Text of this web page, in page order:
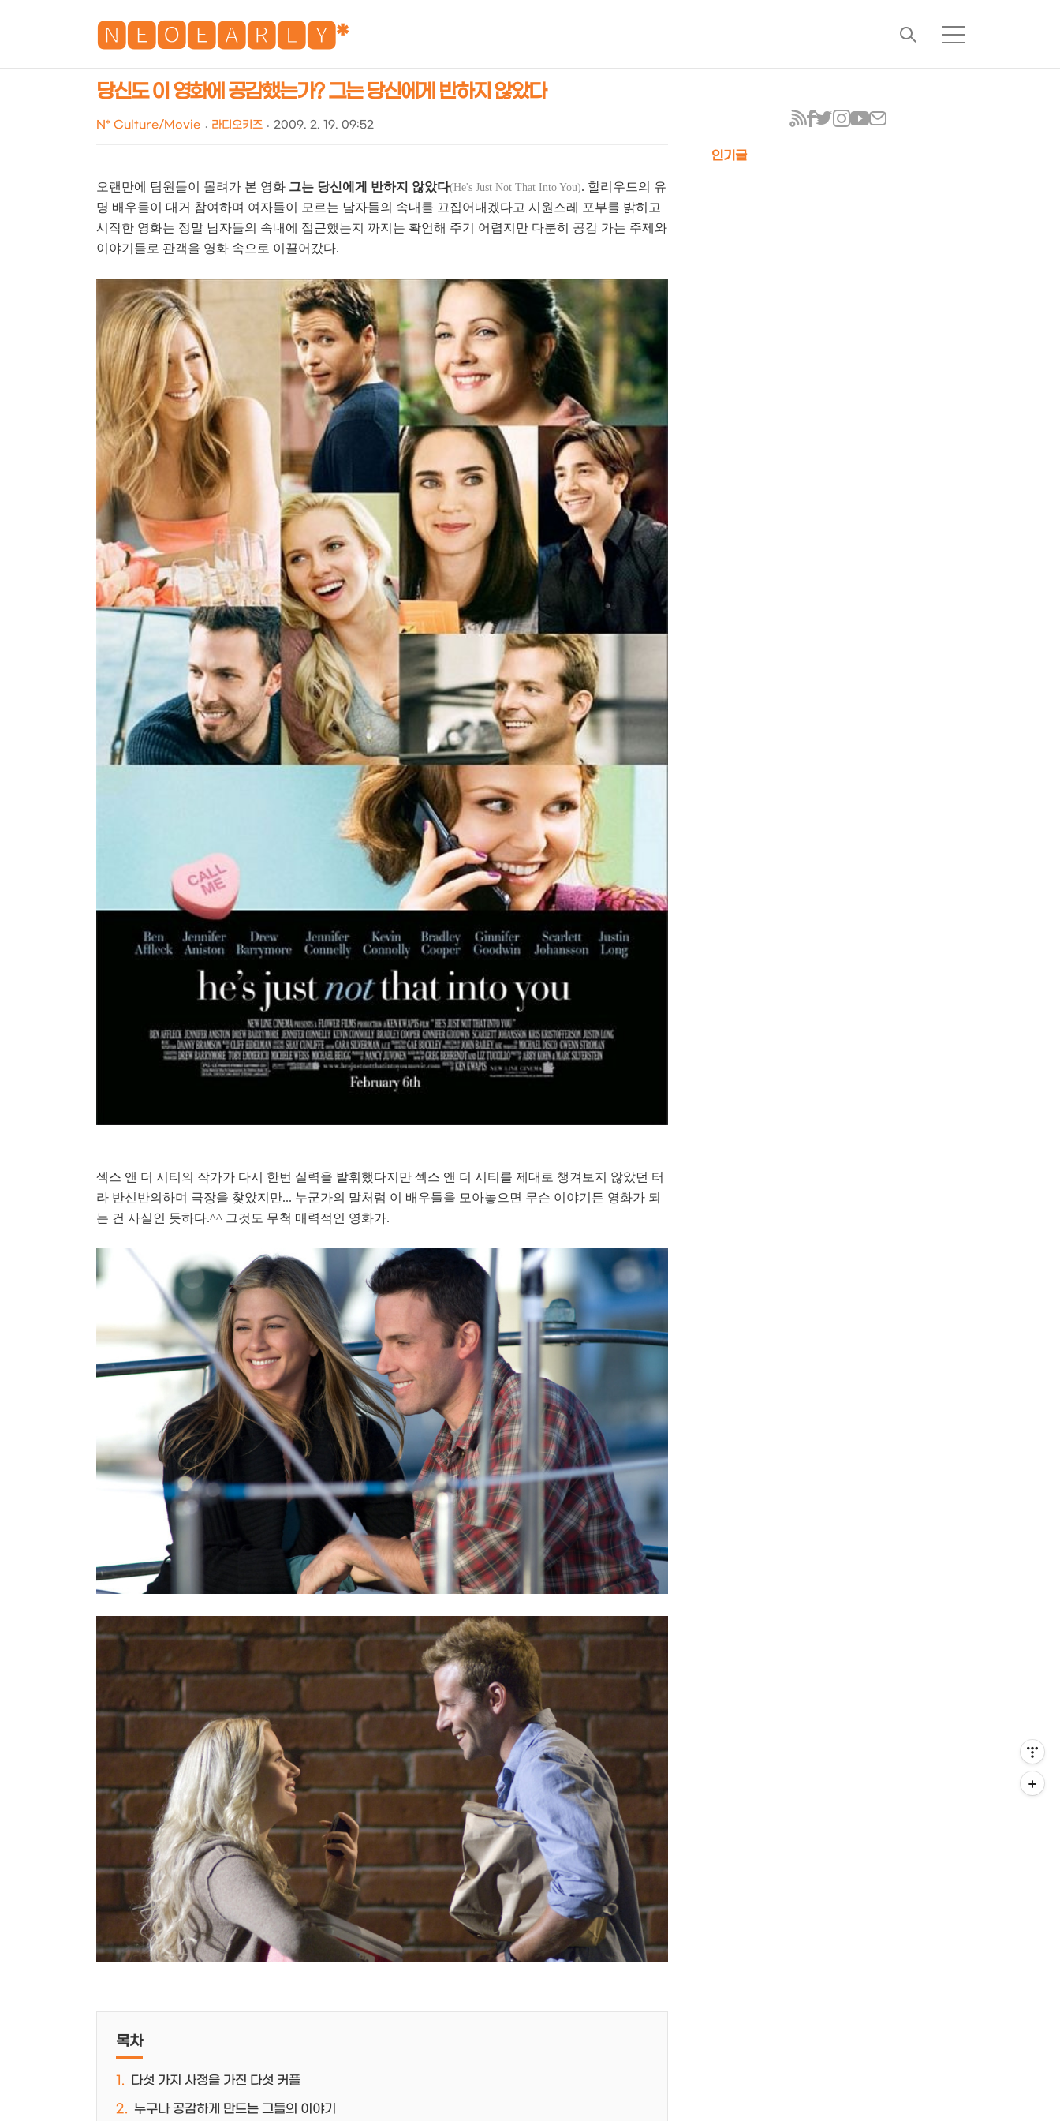
🅽🅴🅾🅴🅰🆁🅻🆈*NEOEARLY*
검
메
당신도 이 영화에 공감했는가? 그는 당신에게 반하지 않았다
N* Culture/Movie 라디오키즈 2009. 2. 19. 09:52
오랜만에 팀원들이 몰려가 본 영화 그는 당신에게 반하지 않았다(He's Just Not That Into You). 할리우드의 유
명 배우들이 대거 참여하며 여자들이 모르는 남자들의 속내를 끄집어내겠다고 시원스레 포부를 밝히고
시작한 영화는 정말 남자들의 속내에 접근했는지 까지는 확언해 주기 어렵지만 다분히 공감 가는 주제와
이야기들로 관객을 영화 속으로 이끌어갔다.
섹스 앤 더 시티의 작가가 다시 한번 실력을 발휘했다지만 섹스 앤 더 시티를 제대로 챙겨보지 않았던 터
라 반신반의하며 극장을 찾았지만... 누군가의 말처럼 이 배우들을 모아놓으면 무슨 이야기든 영화가 되
는 건 사실인 듯하다.^^ 그것도 무척 매력적인 영화가.
목차
다섯 가지 사정을 가진 다섯 커플
누구나 공감하게 만드는 그들의 이야기
인기글